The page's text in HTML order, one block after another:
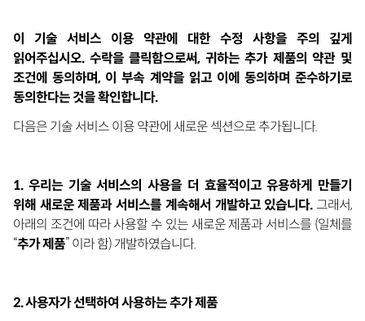
이 기술 서비스 이용 약관에 대한 수정 사항을 주의 깊게
읽어주십시오. 수락을 클릭함으로써, 귀하는 추가 제품의 약관 및
조건에 동의하며, 이 부속 계약을 읽고 이에 동의하며 준수하기로
동의한다는 것을 확인합니다.
다음은 기술 서비스 이용 약관에 새로운 섹션으로 추가됩니다.
1. 우리는 기술 서비스의 사용을 더 효율적이고 유용하게 만들기
위해 새로운 제품과 서비스를 계속해서 개발하고 있습니다.그래서,
아래의 조건에 따라 사용할 수 있는 새로운 제품과 서비스를 (일체를
“추가 제품” 이라 함) 개발하였습니다.
2. 사용자가 선택하여 사용하는 추가 제품